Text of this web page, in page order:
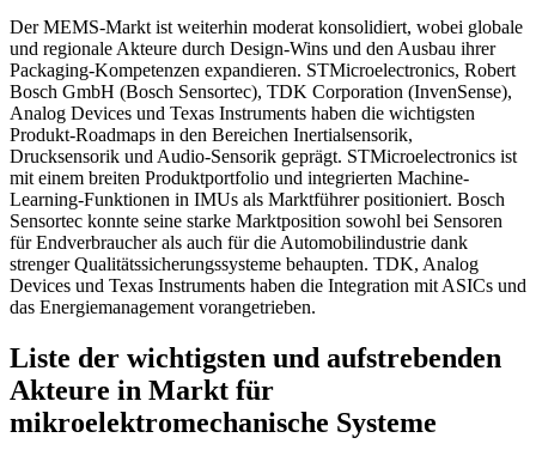
Der MEMS-Markt ist weiterhin moderat konsolidiert, wobei globale
und regionale Akteure durch Design-Wins und den Ausbau ihrer
Packaging-Kompetenzen expandieren. STMicroelectronics, Robert
Bosch GmbH (Bosch Sensortec), TDK Corporation (InvenSense),
Analog Devices und Texas Instruments haben die wichtigsten
Produkt-Roadmaps in den Bereichen Inertialsensorik,
Drucksensorik und Audio-Sensorik geprägt. STMicroelectronics ist
mit einem breiten Produktportfolio und integrierten Machine-
Learning-Funktionen in IMUs als Marktführer positioniert. Bosch
Sensortec konnte seine starke Marktposition sowohl bei Sensoren
für Endverbraucher als auch für die Automobilindustrie dank
strenger Qualitätssicherungssysteme behaupten. TDK, Analog
Devices und Texas Instruments haben die Integration mit ASICs und
das Energiemanagement vorangetrieben.
Liste der wichtigsten und aufstrebenden
Akteure in Markt für
mikroelektromechanische Systeme